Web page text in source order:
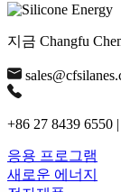
지금 Changfu
+86 27 8439 6550
응용 프로그램
새로운 에너지